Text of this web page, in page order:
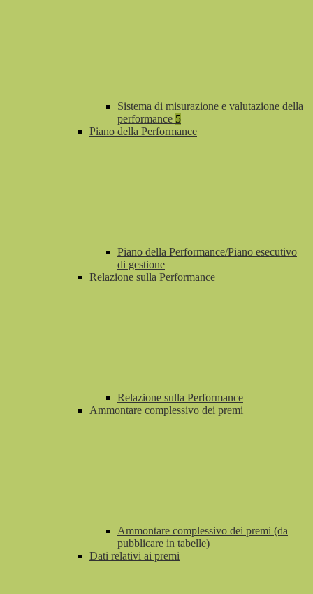
Sistema di misurazione e valutazione della
performance 5
Piano della Performance
Piano della Performance/Piano esecutivo
di gestione
Relazione sulla Performance
Relazione sulla Performance
Ammontare complessivo dei premi
Ammontare complessivo dei premi (da
pubblicare in tabelle)
Dati relativi ai premi